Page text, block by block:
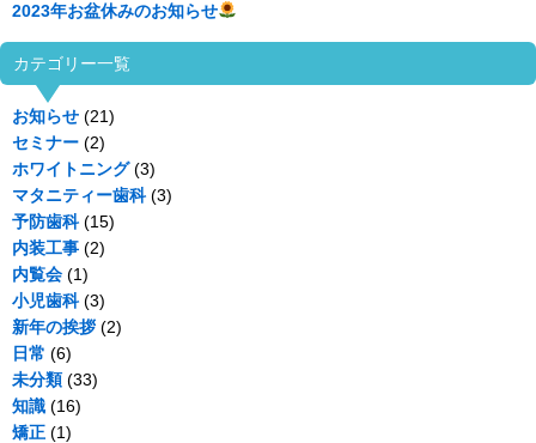
2023年お盆休みのお知らせ
カテゴリー一覧
お知らせ (21)
セミナー (2)
ホワイトニング(3)
マタニティー歯科(3)
予防歯科(15)
内装工事 (2)
内覧会 (1)
小児歯科(3)
新年の挨拶 (2)
日常 (6)
未分類 (33)
知識 (16)
矯正 (1)